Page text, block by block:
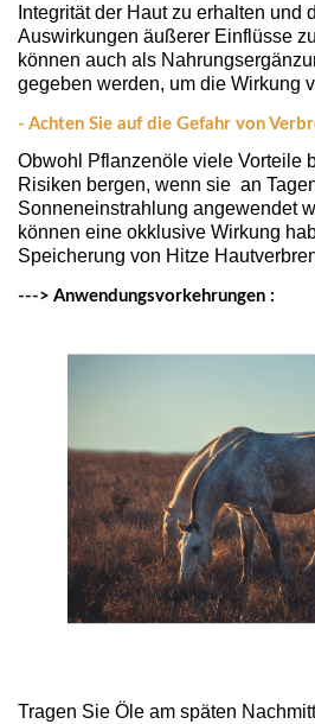
Integrität der Haut zu erhalten und
Auswirkungen äußerer Einflüsse
können auch als
gegeben werden, um die Wirkung
- Achten Sie auf die Gefahr von
Obwohl Pflanzenöle viele Vorteile
Risiken bergen, wenn sie an
Sonneneinstrahlung angewendet
können eine okklusive Wirkung
Speicherung von Hitze
---> Anwendungsvorkehrungen :
Tragen Sie Öle am späten